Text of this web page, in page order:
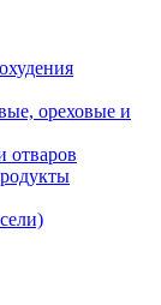
ореховые и
отваров